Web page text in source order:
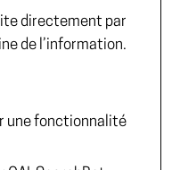
directement par
de l’information.
une fonctionnalité